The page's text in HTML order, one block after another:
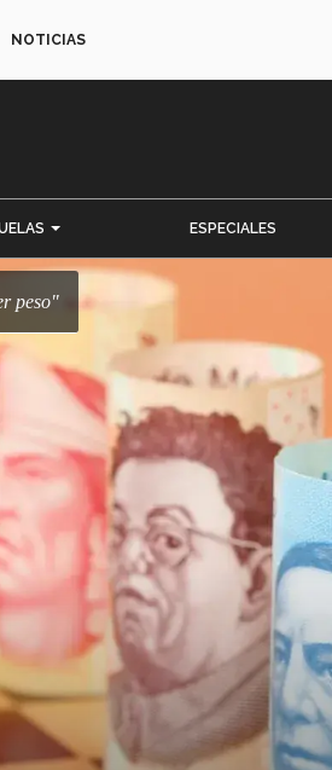
NOTICIAS
ESPECIALES
peso"